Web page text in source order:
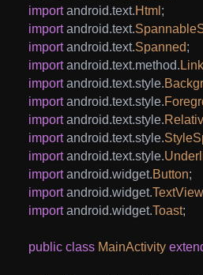
import android.text.Html ;
import android.text.
import android.text.Spanned;
import android.text.method.
import android.text.style.
import android.text.style.
import android.text.style.
import android.text.style.
import android.text.style.
import android.widget.Button;
import android.widget.TextView
import android.widget.Toast;
public class MainActivity